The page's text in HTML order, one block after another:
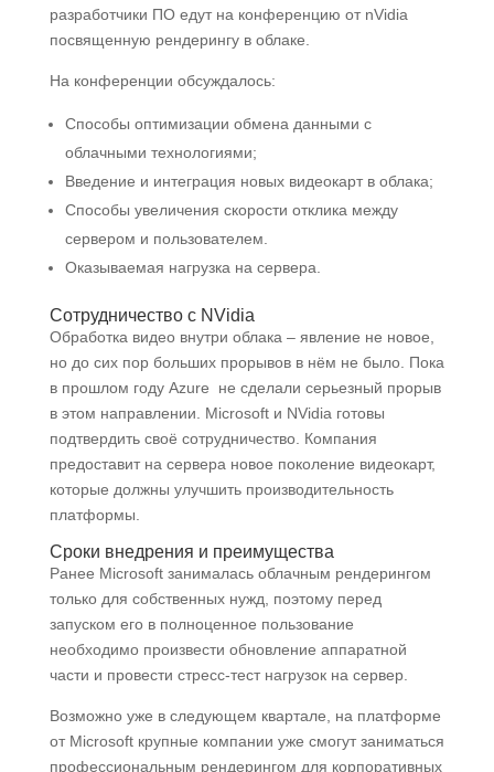
разработчики ПО едут на конференцию от nVidia
посвященную рендерингу в облаке.
На конференции обсуждалось:
Способы оптимизации обмена данными с
облачными технологиями;
Введение и интеграция новых видеокарт в облака;
Способы увеличения скорости отклика между
сервером и пользователем.
Оказываемая нагрузка на сервера.
Сотрудничество с NVidia
Обработка видео внутри облака – явление не новое,
но до сих пор больших прорывов в нём не было. Пока
в прошлом году Azure не сделали серьезный прорыв
в этом направлении. Microsoft и NVidia готовы
подтвердить своё сотрудничество. Компания
предоставит на сервера новое поколение видеокарт,
которые должны улучшить производительность
платформы.
Сроки внедрения и преимущества
Ранее Microsoft занималась облачным рендерингом
только для собственных нужд, поэтому перед
запуском его в полноценное пользование
необходимо произвести обновление аппаратной
части и провести стресс-тест нагрузок на сервер.
Возможно уже в следующем квартале, на платформе
от Microsoft крупные компании уже смогут заниматься
профессиональным рендерингом для корпоративных